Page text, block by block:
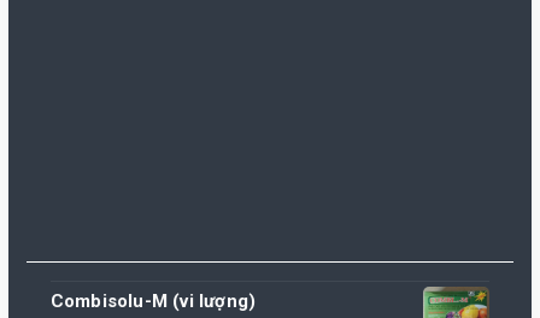
Combisolu-M (vi lượng)